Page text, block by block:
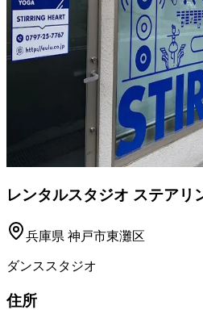
レンタルスタジオ ステアリ
兵庫県 神戸市東灘区
ダンススタジオ
住所